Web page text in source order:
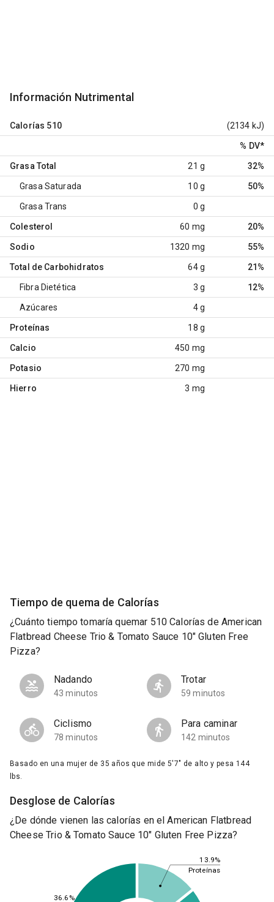
Información Nutrimental
Calorías 510 (2134 kJ)
% DV*
Grasa Total 21 g 32%
Grasa Saturada 10 g 50%
Grasa Trans 0 g
Colesterol 60 mg 20%
Sodio 1320 mg 55%
Total de Carbohidratos 64 g 21%
Fibra Dietética 3 g 12%
Azúcares 4 g
Proteínas 18 g
Calcio 450 mg
Potasio 270 mg
Hierro 3 mg
Tiempo de quema de Calorías
¿Cuánto tiempo tomaría quemar 510 Calorías de American
Flatbread Cheese Trio & Tomato Sauce 10" Gluten Free
Pizza?
Nadando
43 minutos
Trotar
59 minutos
Ciclismo
78 minutos
Para caminar
142 minutos
Basado en una mujer de 35 años que mide 5'7" de alto y pesa 144
lbs.
Desglose de Calorías
¿De dónde vienen las calorías en el American Flatbread
Cheese Trio & Tomato Sauce 10" Gluten Free Pizza?
13.9%
36.6%
Proteínas